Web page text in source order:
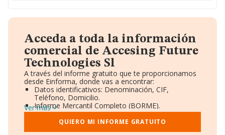
Acceda a toda la información
comercial de Accesing Future
Technologies Sl
A través del informe gratuito que te proporcionamos
desde Einforma, donde vas a encontrar:
Datos identificativos: Denominación, CIF,
Teléfono, Domicilio.
Informe Mercantil Completo (BORME).
Gráficos de Evolución Ventas y Empleados.
Consejo de Administración y Administradores.
Directivos y Ejecutivos.
Ver más
QUIERO MI INFORME GRATUITO